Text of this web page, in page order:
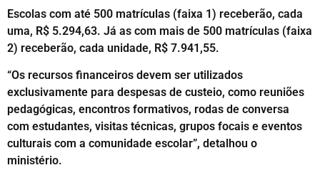
Escolas com até 500 matrículas (faixa 1) receberão, cada
uma, R$ 5.294,63. Já as com mais de 500 matrículas (faixa
2) receberão, cada unidade, R$ 7.941,55.
“Os recursos financeiros devem ser utilizados
exclusivamente para despesas de custeio, como reuniões
pedagógicas, encontros formativos, rodas de conversa
com estudantes, visitas técnicas, grupos focais e eventos
culturais com a comunidade escolar”, detalhou o
ministério.